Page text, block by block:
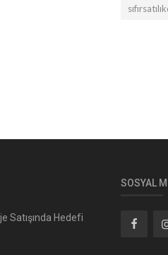
Satışında Hedefi
SOSYAL